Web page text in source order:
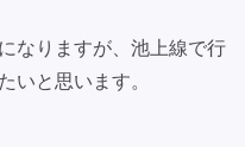
なりますが、池上線で行
いと思います。